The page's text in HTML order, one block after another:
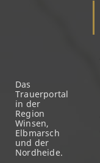
Das
Trauerportal
in der
Region
Winsen,
Elbmarsch
und der
Nordheide.